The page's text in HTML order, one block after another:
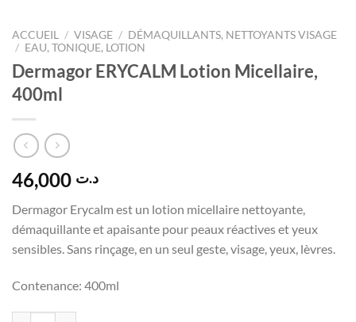
ACCUEIL / VISAGE / DÉMAQUILLANTS, NETTOYANTS VISAGE
/ EAU, TONIQUE, LOTION
Dermagor ERYCALM Lotion Micellaire,
400ml
د.ت
Dermagor Erycalm est un lotion micellaire nettoyante,
démaquillante et apaisante pour peaux réactives et yeux
sensibles. Sans rinçage, en un seul geste, visage, yeux, lèvres.
Contenance: 400ml